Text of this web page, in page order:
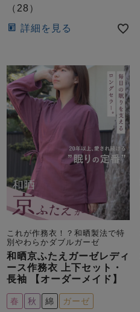
（ 28 ）
詳細を見る
これが作務衣！？和晒製法で特
別やわらかダブルガーゼ
和晒京ふたえガーゼレディ
ース作務衣 上下セット・
長袖 【オーダーメイド】
春 秋 綿 ガーゼ